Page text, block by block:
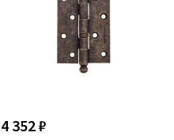
4 352 ₽